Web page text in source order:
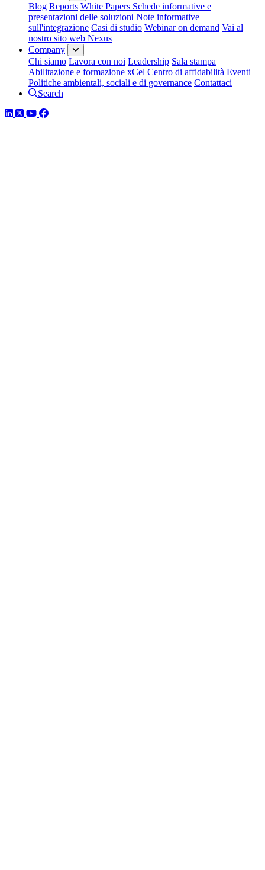
Blog Reports White Papers Schede informative e
presentazioni delle soluzioni Note informative
sull'integrazione Casi di studio Webinar on demand Vai al
nostro sito web Nexus
Company
Chi siamo Lavora con noi Leadership Sala stampa
Abilitazione e formazione xCel Centro di affidabilità Eventi
Politiche ambientali, sociali e di governance Contattaci
Search
LinkedIn
TwitterYouTube
Facebook